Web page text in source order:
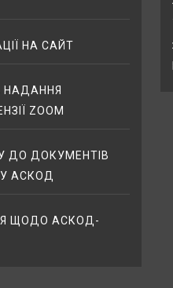
НА САЙТ
НАДАННЯ
ZOOM
ДО ДОКУМЕНТІВ
АСКОД
ЩОДО АСКОД-